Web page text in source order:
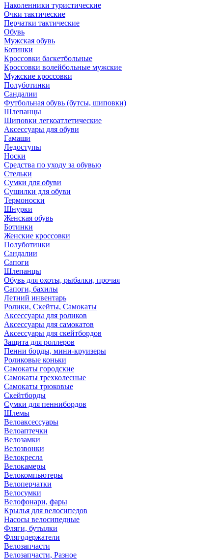
Наколенники туристические
Очки тактические
Перчатки тактические
Обувь
Мужская обувь
Ботинки
Кроссовки баскетбольные
Кроссовки волейбольные мужские
Мужские кроссовки
Полуботинки
Сандалии
Футбольная обувь (бутсы, шиповки)
Шлепанцы
Шиповки легкоатлетические
Аксессуары для обуви
Гамаши
Ледоступы
Носки
Средства по уходу за обувью
Стельки
Сумки для обуви
Сушилки для обуви
Термоноски
Шнурки
Женская обувь
Ботинки
Женские кроссовки
Полуботинки
Сандалии
Сапоги
Шлепанцы
Обувь для охоты, рыбалки, прочая
Сапоги, бахилы
Летний инвентарь
Ролики, Скейты, Самокаты
Аксессуары для роликов
Аксессуары для самокатов
Аксессуары для скейтбордов
Защита для роллеров
Пенни борды, мини-круизеры
Роликовые коньки
Самокаты городские
Самокаты трехколесные
Самокаты трюковые
Скейтборды
Сумки для пеннибордов
Шлемы
Велоаксессуары
Велоаптечки
Велозамки
Велозвонки
Велокресла
Велокамеры
Велокомпьютеры
Велоперчатки
Велосумки
Велофонари, фары
Крылья для велосипедов
Насосы велосипедные
Фляги, бутылки
Флягодержатели
Велозапчасти
Велозапчасти, Разное